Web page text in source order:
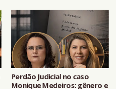
Perdão Judicial no caso
Monique Medeiros: gênero e